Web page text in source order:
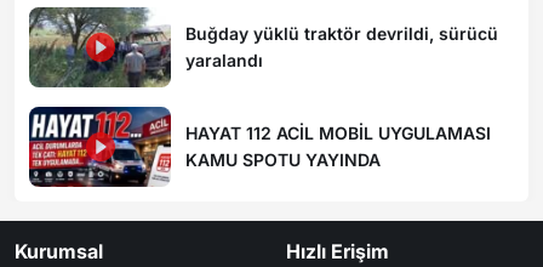
Buğday yüklü traktör devrildi, sürücü
yaralandı
HAYAT 112 ACİL MOBİL UYGULAMASI
KAMU SPOTU YAYINDA
Kurumsal Hızlı Erişim